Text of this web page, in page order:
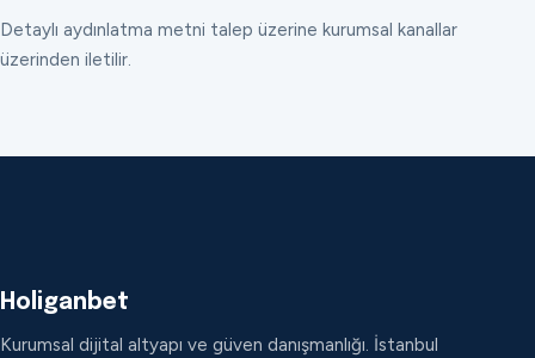
Detaylı aydınlatma metni talep üzerine kurumsal kanallar
üzerinden iletilir.
Holiganbet
Kurumsal dijital altyapı ve güven danışmanlığı. İstanbul